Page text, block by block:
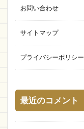
トレジャーハント
生活用品専門店
ECサイト詐欺
お問い合わせ
サイトマップ
プライバシーポリシー
最近のコメント